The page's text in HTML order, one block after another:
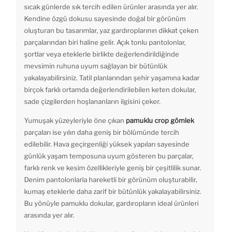
sıcak günlerde sık tercih edilen ürünler arasında yer alır.
Kendine özgü dokusu sayesinde doğal bir görünüm
oluşturan bu tasarımlar, yaz gardıroplarının dikkat çeken
parçalarından biri haline gelir. Açık tonlu pantolonlar,
şortlar veya eteklerle birlikte değerlendirildiğinde
mevsimin ruhuna uyum sağlayan bir bütünlük
yakalayabilirsiniz. Tatil planlarından şehir yaşamına kadar
birçok farklı ortamda değerlendirilebilen keten dokular,
sade çizgilerden hoşlananların ilgisini çeker.
Yumuşak yüzeyleriyle öne çıkan pamuklu crop gömlek
parçaları ise yılın daha geniş bir bölümünde tercih
edilebilir. Hava geçirgenliği yüksek yapıları sayesinde
günlük yaşam temposuna uyum gösteren bu parçalar,
farklı renk ve kesim özellikleriyle geniş bir çeşitlilik sunar.
Denim pantolonlarla hareketli bir görünüm oluşturabilir,
kumaş eteklerle daha zarif bir bütünlük yakalayabilirsiniz.
Bu yönüyle pamuklu dokular, gardıropların ideal ürünleri
arasında yer alır.